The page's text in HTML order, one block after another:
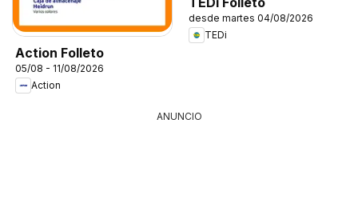
Action Folleto
05/08 - 11/08/2026
Action
desde martes 04/08/2026
TEDi
ANUNCIO